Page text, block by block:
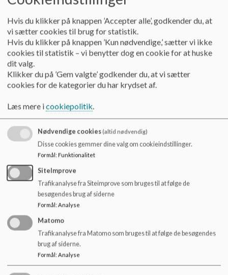
Vi godkender principperne, der er drøftet.
Faste punkter for input
Elever
Referat:
Der er blevet afholdt valg til elevrådet
opholdsrum i pauser, vil derfor gerne have klasser åbnet i
pauser
organisering af madordning. Elevrådet bemander uddelingen
og laver en plan herfor.
Forældre
Referat:
Der drøftes om ny repræsentant indtrædelse
Hjemmeside er i gang med at blive opdateret
Afgangstider med offentlig transport passer ikke med de nye
mødetider.
Ved skoledage med ændrede mødetider, er det muligt at
komme til skolen tidligere og være på skolen indtil dagen
starter. Vigtigt at være obs på dette.
Visuelle støttesystemer, vi gennemgår brugen og
Hvis du klikker på knappen ’Accepter alle’, godkender du, at
vi sætter cookies til brug for statistik.
Hvis du klikker på knappen ’Kun nødvendige,’ sætter vi ikke
cookies til statistik – vi benytter dog en cookie for at huske
dit valg.
Klikker du på ’Gem valgte’ godkender du, at vi sætter
cookies for de kategorier du har krydset af.
Læs mere icookiepolitik.
Nødvendige cookies(altid nødvendig)
Disse cookies gemmer dine valg om cookieindstillinger.
Formål: Funktionalitet
SiteImprove
Trafikanalyse fra Siteimprove som bruges til at følge de
besøgendes brug af siderne
Formål: Analyse
Matomo
Trafikanalyse fra Matomo som bruges til at følge de besøgendes
brug af siderne.
Formål: Analyse